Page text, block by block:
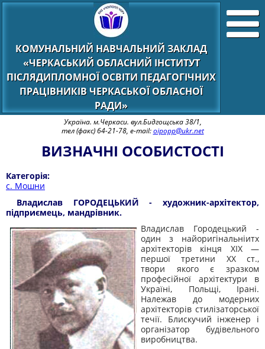
КОМУНАЛЬНИЙ НАВЧАЛЬНИЙ ЗАКЛАД
«ЧЕРКАСЬКИЙ ОБЛАСНИЙ ІНСТИТУТ
ПІСЛЯДИПЛОМНОЇ ОСВІТИ ПЕДАГОГІЧНИХ
ПРАЦІВНИКІВ ЧЕРКАСЬКОЇ ОБЛАСНОЇ
РАДИ»
Україна. м.Черкаси. вул.Бидгощська 38/1,
тел (факс) 64-21-78, e-mail:oipopp@ukr.net
ВИЗНАЧНІ ОСОБИСТОСТІ
Категорія:
с. Мошни
Владислав ГОРОДЕЦЬКИЙ - художник-архітектор,
підприємець, мандрівник.
Владислав Городецький -
один з найоригінальніитх
архітекторів кінця XIX —
першої третини XX ст.,
твори якого є зразком
професійної архітектури в
Україні, Польщі, Ірані.
Належав до модерних
архітекторів стилізаторської
течії. Блискучий інженер і
організатор будівельного
ви­робництва.